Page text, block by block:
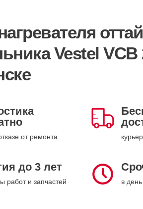
Vestel VCB
от ремонта
до 3 лет
работ и запчастей в